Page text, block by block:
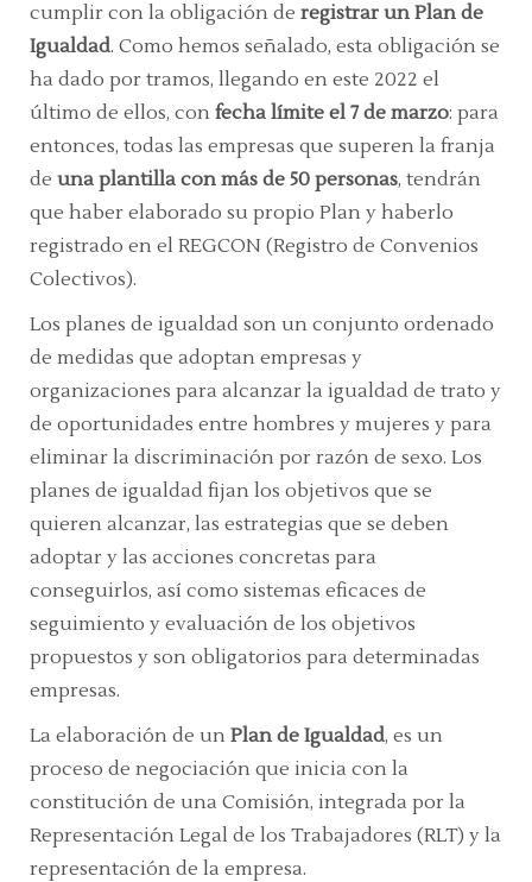
cumplir con la obligación de registrar un Plan de
Igualdad. Como hemos señalado, esta obligación se
ha dado por tramos, llegando en este 2022 el
último de ellos, con fecha límite el 7 de marzo: para
entonces, todas las empresas que superen la franja
de una plantilla con más de 50 personas, tendrán
que haber elaborado su propio Plan y haberlo
registrado en el REGCON (Registro de Convenios
Colectivos).
Los planes de igualdad son un conjunto ordenado
de medidas que adoptan empresas y
organizaciones para alcanzar la igualdad de trato y
de oportunidades entre hombres y mujeres y para
eliminar la discriminación por razón de sexo. Los
planes de igualdad fijan los objetivos que se
quieren alcanzar, las estrategias que se deben
adoptar y las acciones concretas para
conseguirlos, así como sistemas eficaces de
seguimiento y evaluación de los objetivos
propuestos y son obligatorios para determinadas
empresas.
La elaboración de un Plan de Igualdad, es un
proceso de negociación que inicia con la
constitución de una Comisión, integrada por la
Representación Legal de los Trabajadores (RLT) y la
representación de la empresa.